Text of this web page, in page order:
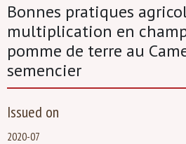
Bonnes pratiques
multiplication en
pomme de terre au
semencier
Issued on
2020-07